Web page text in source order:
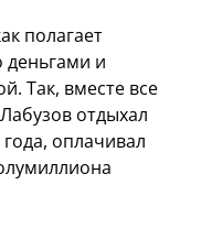
полагает
деньгами и
Так, вместе все
отдыхал
оплачивал